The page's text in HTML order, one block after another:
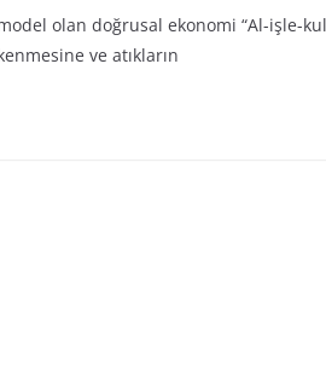
olan doğrusal ekonomi “Al-işle-
ve atıkların